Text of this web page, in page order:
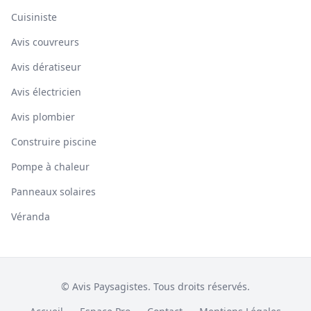
Cuisiniste
Avis couvreurs
Avis dératiseur
Avis électricien
Avis plombier
Construire piscine
Pompe à chaleur
Panneaux solaires
Véranda
© Avis Paysagistes. Tous droits réservés.